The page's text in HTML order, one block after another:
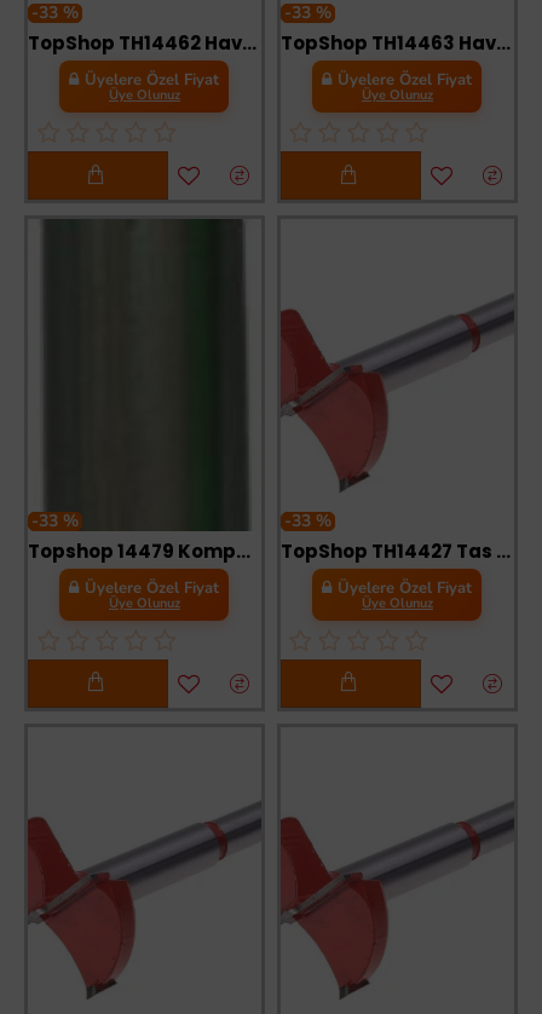
-33 %
TopShop TH14462 Havşa Matkap Ucu 3 mm
Üyelere Özel Fiyat
Üye Olunuz
-33 %
TopShop TH14463 Havşa Matkap Ucu
Üyelere Özel Fiyat
Üye Olunuz
-33 %
Topshop 14479 Kompozit Freze Bıçağı 1X12 mm
Üyelere Özel Fiyat
Üye Olunuz
-33 %
TopShop TH14427 Tas Menteşe Açma 35 mm
Üyelere Özel Fiyat
Üye Olunuz